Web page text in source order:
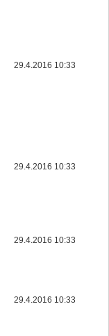
29.4.2016 10:33
29.4.2016 10:33
29.4.2016 10:33
29.4.2016 10:33